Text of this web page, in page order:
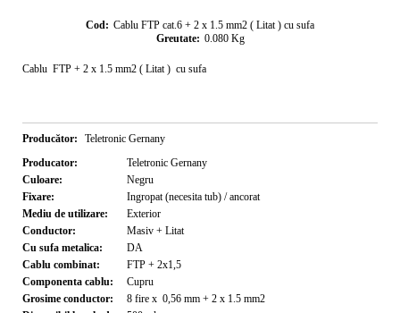
Cod: Cablu FTP cat.6 + 2 x 1.5 mm2 ( Litat ) cu sufa
Greutate: 0.080 Kg
Cablu FTP + 2 x 1.5 mm2 ( Litat ) cu sufa
Producător:
Teletronic Gernany
Producator:
Teletronic Gernany
Culoare:
Negru
Fixare:
Ingropat (necesita tub) / ancorat
Mediu de utilizare:
Exterior
Conductor:
Masiv + Litat
Cu sufa metalica:
DA
Cablu combinat:
FTP + 2x1,5
Componenta cablu:
Cupru
Grosime conductor:
8 fire x 0,56 mm + 2 x 1.5 mm2